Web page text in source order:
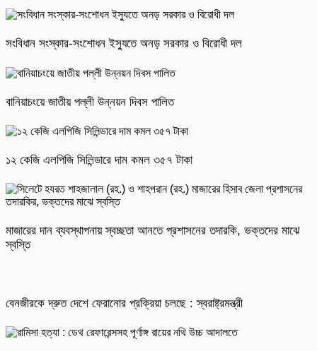
সংবিধান সংস্কার-সংশোধন ইস্যুতে অনড় সরকার ও বিরোধী দল
বানিয়াচংয়ে জাতীয় পল্লী উন্নয়ন দিবস পালিত
১২ কেজি এলপিজি সিলিন্ডারে দাম কমল ৩৫৭ টাকা
মাজারের দান ব্যবস্থাপনায় স্বচ্ছতা আনতে প্রশাসনের তদারকি, ভক্তদের মাঝে
স্বস্তি
বেনজীরকে দ্রুত দেশে ফেরানোর প্রক্রিয়া চলছে : স্বরাষ্ট্রমন্ত্রী